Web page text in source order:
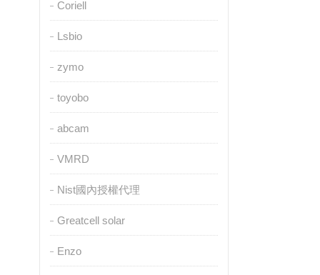
Coriell
Lsbio
zymo
toyobo
abcam
VMRD
Nist國內授權代理
Greatcell solar
Enzo